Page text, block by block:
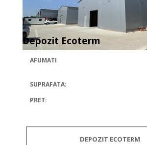
Depozit Ecoterm
AFUMATI
SUPRAFATA:
PRET:
DEPOZIT ECOTERM